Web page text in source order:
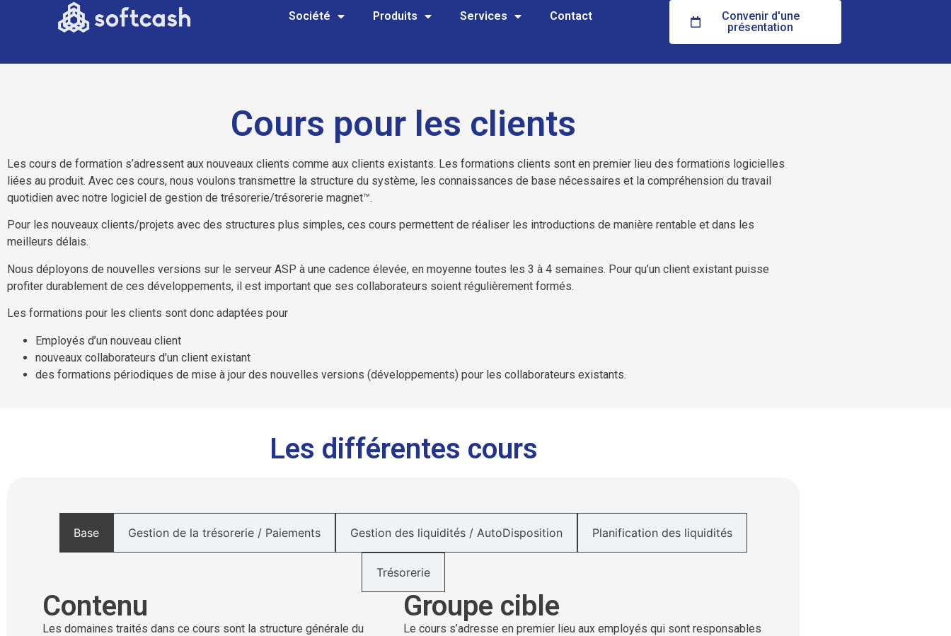
Société Produits Services Contact
Convenir d'une
présentation
Cours pour les clients
Les cours de formation s’adressent aux nouveaux clients comme aux clients existants. Les formations clients sont en premier lieu des formations logicielles
liées au produit. Avec ces cours, nous voulons transmettre la structure du système, les connaissances de base nécessaires et la compréhension du travail
quotidien avec notre logiciel de gestion de trésorerie/trésorerie magnet™.
Pour les nouveaux clients/projets avec des structures plus simples, ces cours permettent de réaliser les introductions de manière rentable et dans les
meilleurs délais.
Nous déployons de nouvelles versions sur le serveur ASP à une cadence élevée, en moyenne toutes les 3 à 4 semaines. Pour qu’un client existant puisse
profiter durablement de ces développements, il est important que ses collaborateurs soient régulièrement formés.
Les formations pour les clients sont donc adaptées pour
Employés d’un nouveau client
nouveaux collaborateurs d’un client existant
des formations périodiques de mise à jour des nouvelles versions (développements) pour les collaborateurs existants.
Les différentes cours
Base Gestion de la trésorerie / Paiements Gestion des liquidités / AutoDisposition Planification des liquidités
Trésorerie
Contenu
Les domaines traités dans ce cours sont la structure générale du
Groupe cible
Le cours s’adresse en premier lieu aux employés qui sont responsables